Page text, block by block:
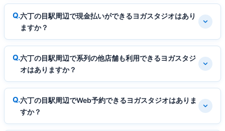
六丁の目駅周辺で現金払いができるヨガスタジオはあり
ますか？
六丁の目駅周辺で系列の他店舗も利用できるヨガスタジ
オはありますか？
六丁の目駅周辺でWeb予約できるヨガスタジオはありま
すか？